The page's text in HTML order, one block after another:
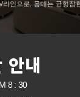
라인으로, 몸매는 균형잡
안내
8 : 30